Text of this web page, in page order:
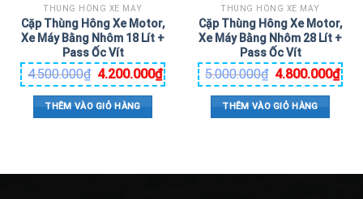
THÙNG HÔNG XE MÁY
Cặp Thùng Hông Xe Motor,
Xe Máy Bằng Nhôm 18 Lít +
Pass Ốc Vít
4.500.000₫ 4.200.000₫
THÊM VÀO GIỎ HÀNG
THÙNG HÔNG XE MÁY
Cặp Thùng Hông Xe Motor,
Xe Máy Bằng Nhôm 28 Lít +
Pass Ốc Vít
5.000.000₫ 4.800.000₫
THÊM VÀO GIỎ HÀNG